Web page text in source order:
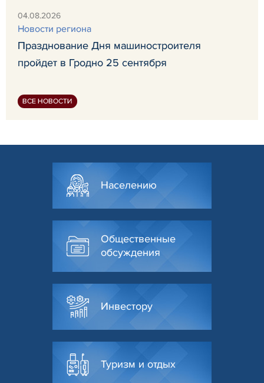
04.08.2026
Новости региона
Празднование Дня машиностроителя
пройдет в Гродно 25 сентября
ВСЕ НОВОСТИ
Населению
Общественные
обсуждения
Инвестору
Туризм и отдых